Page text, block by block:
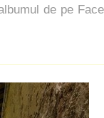
de pe